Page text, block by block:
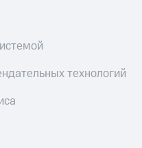
технологий